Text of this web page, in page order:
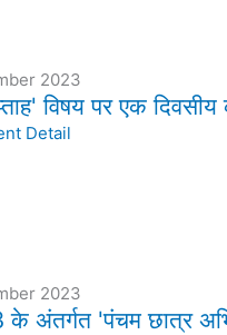
2023
विषय पर एक
Detail
2023
के अंतर्गत 'पंचम छात्र